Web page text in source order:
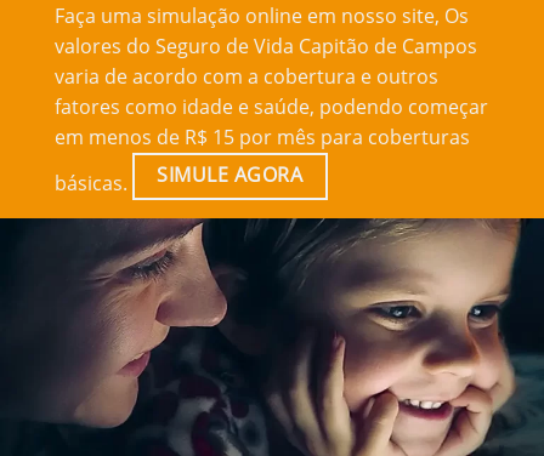
Faça uma simulação online em nosso site, Os
valores do Seguro de Vida Capitão de Campos
varia de acordo com a cobertura e outros
fatores como idade e saúde, podendo começar
em menos de R$ 15 por mês para coberturas
básicas.
SIMULE AGORA